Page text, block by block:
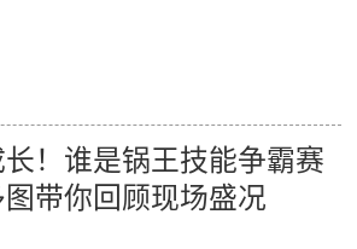
！谁是锅王技能争霸赛
带你回顾现场盛况